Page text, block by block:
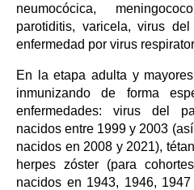
neumocócica,
parotiditis, varicela, virus
enfermedad por virus
En la etapa adulta y
inmunizando de forma
enfermedades: virus del
nacidos entre 1999 y 2003
nacidos en 2008 y 2021),
herpes zóster (para
nacidos en 1943, 1946,